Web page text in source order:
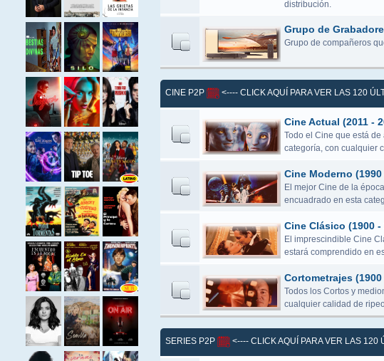
distribución.
Grupo de
Grupo de compañeros
CINE P2P <---- CLICK AQUÍ PARA VER LAS 120
Cine Actual (2011 -
Todo el Cine que está
categoría, con cualquier
Cine Moderno (1990
El mejor Cine de la
encuadrado en esta
Cine Clásico (1900 -
El imprescindible Cine
estará comprendido en
Cortometrajes (1900
Todos los Cortos y
cualquier calidad de
SERIES P2P <---- CLICK AQUÍ PARA VER LAS 120